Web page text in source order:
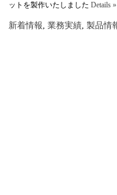
ットを製作いたしました Details »
新着情報, 業務実績, 製品情